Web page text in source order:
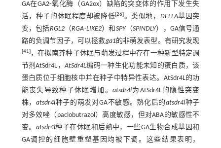
GA在GA2⁃氧化酶（GA2ox）缺陷的突变体的作用下发生失
活，种子的休眠程度却被降低[26]。类似地， DELLA基因突
变，包括RGL2（RGA⁃LIKE2）和 SPY（SPINDLY），GA信号通
路的负调节因子，可以拯救ga1的非萌发表型。有研究发现
[41]，在拟南芥种子休眠与萌发过程中存在一种新型特定调
节剂AtSdr4L，AtSdr4L编码一种生化功能未知的蛋白质，该
蛋白质位于细胞核中并在种子中特异性表达。AtSdr4L的功
能丧失导致种子休眠增加。 atsdr4l为AtSdr4L的隐性突变
株， atsdr4l种子的萌发对GA不敏感。熟化后的atsdr4l种子
对多效唑（paclobutrazol）高度敏感，但对ABA的敏感性不
变。 atsdr4l种子在休眠和后熟中，一些GA生物合成基因和
GA调控的细胞壁重塑基因均被下调。这些结果表明，